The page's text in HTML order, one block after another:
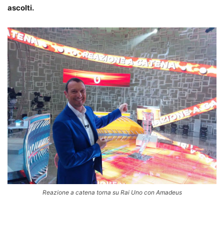
ascolti.
Reazione a catena torna su Rai Uno con Amadeus